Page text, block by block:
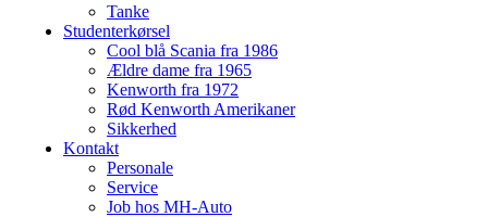
Tanke
Studenterkørsel
Cool blå Scania fra 1986
Ældre dame fra 1965
Kenworth fra 1972
Rød Kenworth Amerikaner
Sikkerhed
Kontakt
Personale
Service
Job hos MH-Auto